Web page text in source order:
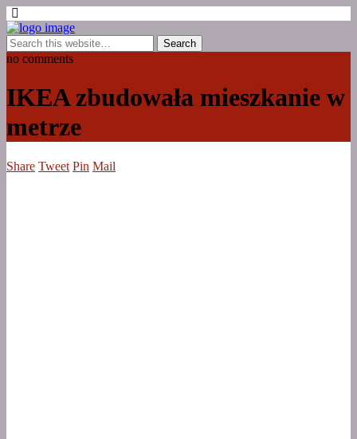
no comments
IKEA zbudowała mieszkanie w
metrze
Share Tweet Pin Mail